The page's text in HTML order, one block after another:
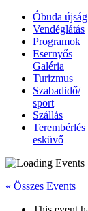
Óbuda újság
Vendéglátás
Programok
Esernyős
Galéria
Turizmus
Szabadidő/
sport
Szállás
Terembérlés
esküvő
« Összes Events